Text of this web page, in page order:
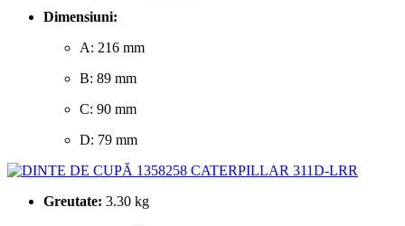
Dimensiuni:
A: 216 mm
B: 89 mm
C: 90 mm
D: 79 mm
Greutate: 3.30 kg